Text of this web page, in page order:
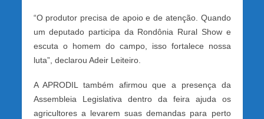
“O produtor precisa de apoio e de atenção. Quando
um deputado participa da Rondônia Rural Show e
escuta o homem do campo, isso fortalece nossa
luta”, declarou Adeir Leiteiro.
A APRODIL também afirmou que a presença da
Assembleia Legislativa dentro da feira ajuda os
agricultores a levarem suas demandas para perto